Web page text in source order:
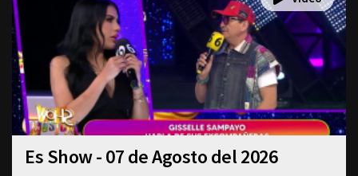
Es Show - 07 de Agosto del 2026